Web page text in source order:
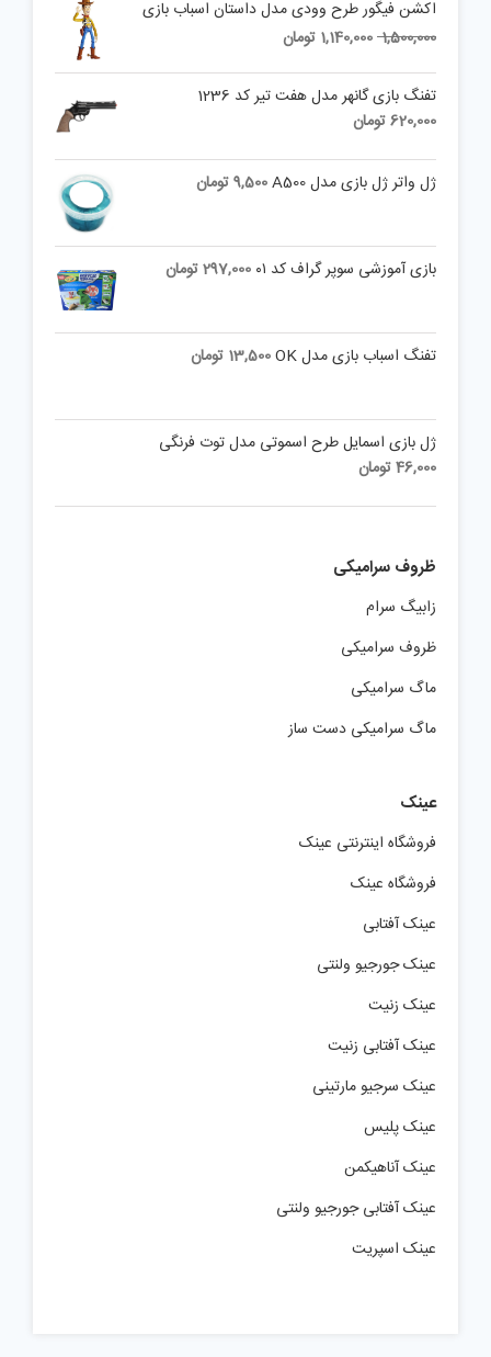
اکشن فیگور طرح وودی مدل داستان اسباب بازی
1,500,000
Original
was:
1,500,000 تومان.
1,140,000 تومان
is:
1,140,000 تومان.
تفنگ بازی گانهر مدل هفت تیر کد 1236
620,000تومان
ژل واتر ژل بازی مدل A500 9,500تومان
بازی آموزشی سوپر گراف کد ۰۱ 297,000تومان
تفنگ اسباب بازی مدل OK 13,500 تومان
ژل بازی اسمایل طرح اسموتی مدل توت فرنگی
46,000تومان
ظروف سرامیکی
زابیگ سرام
ظروف سرامیکی
ماگ سرامیکی
ماگ سرامیکی دست ساز
عینک
فروشگاه اینترنتی عینک
فروشگاه عینک
عینک آفتابی
عینک جورجیو ولنتی
عینک زنیت
عینک آفتابی زنیت
عینک سرجیو مارتینی
عینک پلیس
عینک آناهیکمن
عینک آفتابی جورجیو ولنتی
عینک اسپریت